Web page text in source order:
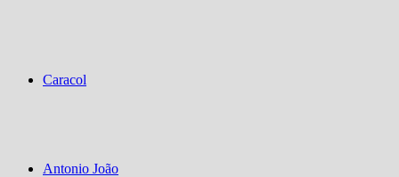
Caracol
Antonio João